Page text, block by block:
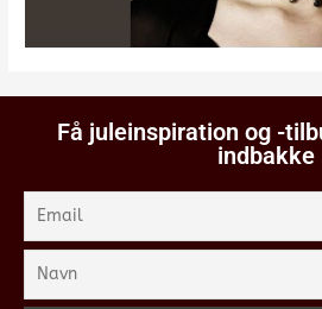
Få juleinspiration og -
indbakke